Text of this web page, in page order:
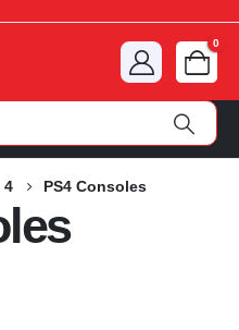
0
4 PS4 Consoles